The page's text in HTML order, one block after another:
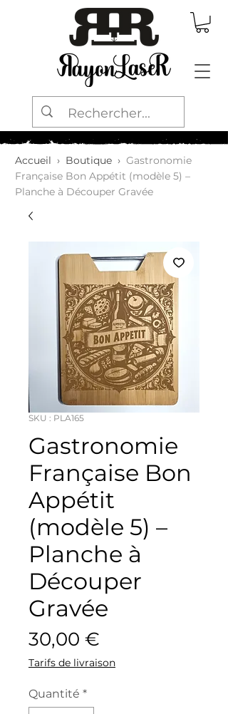
Accueil › Boutique › Gastronomie
Française Bon Appétit (modèle 5) –
Planche à Découper Gravée
SKU : PLA165
Gastronomie
Française Bon
Appétit
(modèle 5) –
Planche à
Découper
Gravée
30,00 €
Tarifs de livraison
Quantité *